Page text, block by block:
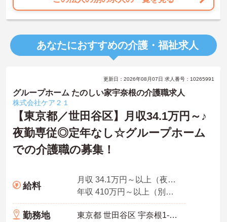
【日本生命グループの大手企業・成長ができる環境です】
・介護福祉士を取得すると資格手当がプラスされ、プラチナ介護職
（4資格）に認定されると月38,000円の手当が加算される仕組みが整
っています
・介護福祉士国家試験対策講座・認知症ケア専門士対策・ケアマネ
【残業月4.3時間、給与と働きやすさを両立している職場です】
・賞与年2回・定期昇給、夜勤手当・家族手当・住宅手当など各種手
当が充実しています
・残業は月平均4.3時間と業界水準を大きく下回っており、有給休暇
取得実績14日と休みも取りやすい環境です
・年間休日111日以上・シフトは柔軟に対応しており、有給と組み合
わせて海外旅行に行くスタッフもいる職場です
化と質の高いケアを両立しています
・従業員満足度調査を定期実施し、スタッフの声を制度に反映する
・エリアマネージャー・社長が定期的にホームを周り、スタッフと
直接意見交換をしています
あなたにおすすめの介護・福祉求人
更新日：2026年08月07日 求人番号：10265991
グループホーム たのしい家宇奈根の介護職求人
株式会社ケア２１
【東京都／世田谷区】月収34.1万円～♪
夜勤専従◎定年なし☆グループホーム
での介護職の募集！
給料
月収 34.1万円～以上（夜勤10回分・諸手当込み）
年収 410万円～以上（別途賞与付与）
勤務地 東京都 世田谷区 宇奈根1-34-12